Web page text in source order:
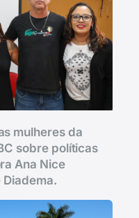
mulheres da
sobre políticas
Ana Nice